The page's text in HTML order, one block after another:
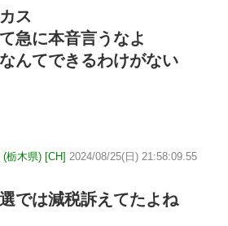
ス
急に本音言うなよ
んてできるわけがない
栃木県) [CH] 2024/08/25(日) 21:58:09.55
では減税訴えてたよね